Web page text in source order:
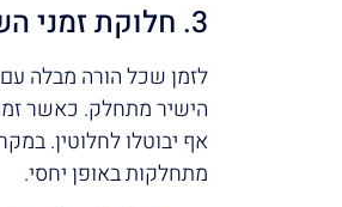
3. חלוקת זמני השהות (משמורת)
לזמן שכל הורה מבלה
הישיר מתחלק. כאשר
אף יבוטלו לחלוטין.
מתחלקות באופן יחסי.